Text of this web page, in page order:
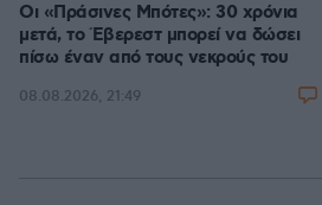
Οι «Πράσινες Μπότες»: 30 χρόνια
μετά, το Έβερεστ μπορεί να δώσει
πίσω έναν από τους νεκρούς του
08.08.2026, 21:49